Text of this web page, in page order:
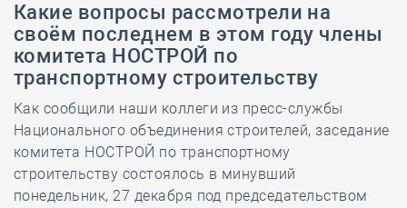
Какие вопросы рассмотрели на
своём последнем в этом году члены
комитета НОСТРОЙ по
транспортному строительству
Как сообщили наши коллеги из пресс-службы
Национального объединения строителей, заседание
комитета НОСТРОЙ по транспортному
строительству состоялось в минувший
понедельник, 27 декабря под председательством